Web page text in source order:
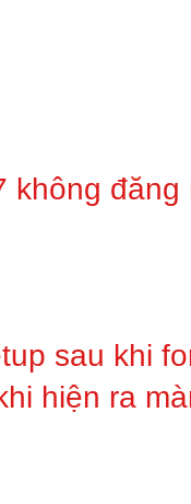
không
sau khi
hiện ra